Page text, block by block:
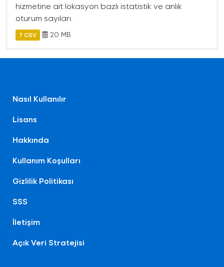
hizmetine ait lokasyon bazlı istatistik ve anlık
oturum sayıları.
7 CSV 20 MB
Nasıl Kullanılır
Lisans
Hakkında
Kullanım Koşulları
Gizlilik Politikası
SSS
İletişim
Açık Veri Stratejisi